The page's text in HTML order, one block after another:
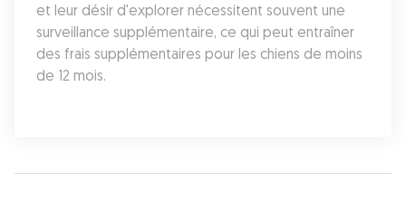
et leur désir d'explorer nécessitent souvent une
surveillance supplémentaire, ce qui peut entraîner
des frais supplémentaires pour les chiens de moins
de 12 mois.